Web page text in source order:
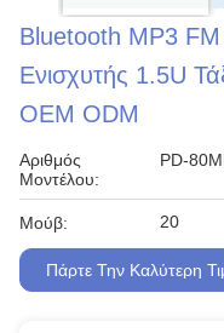
Bluetooth MP3 FM
Ενισχυτής 1.5U
OEM ODM
Αριθμός
Μοντέλου:
PD-
Μούβ: 20
Πάρτε Την Καλύτερη